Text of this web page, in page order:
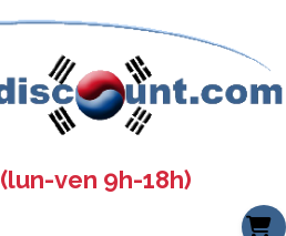
(lun-ven 9h-18h)